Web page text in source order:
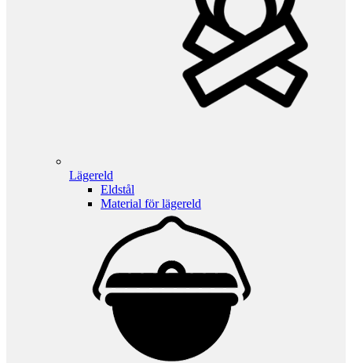
Lägereld
Eldstål
Material för lägereld